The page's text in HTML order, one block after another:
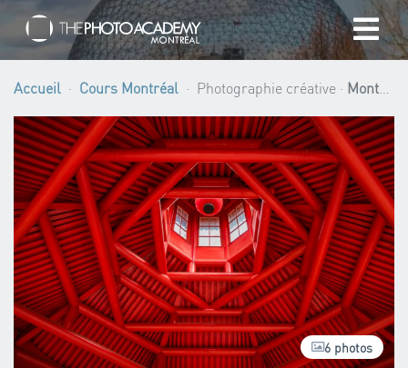
Accueil
Photographes
Offrir une Carte Cadeau
Panier
/CAD
Se connecter
Accueil Cours Montréal Photographie créative · Montréal
6 photos